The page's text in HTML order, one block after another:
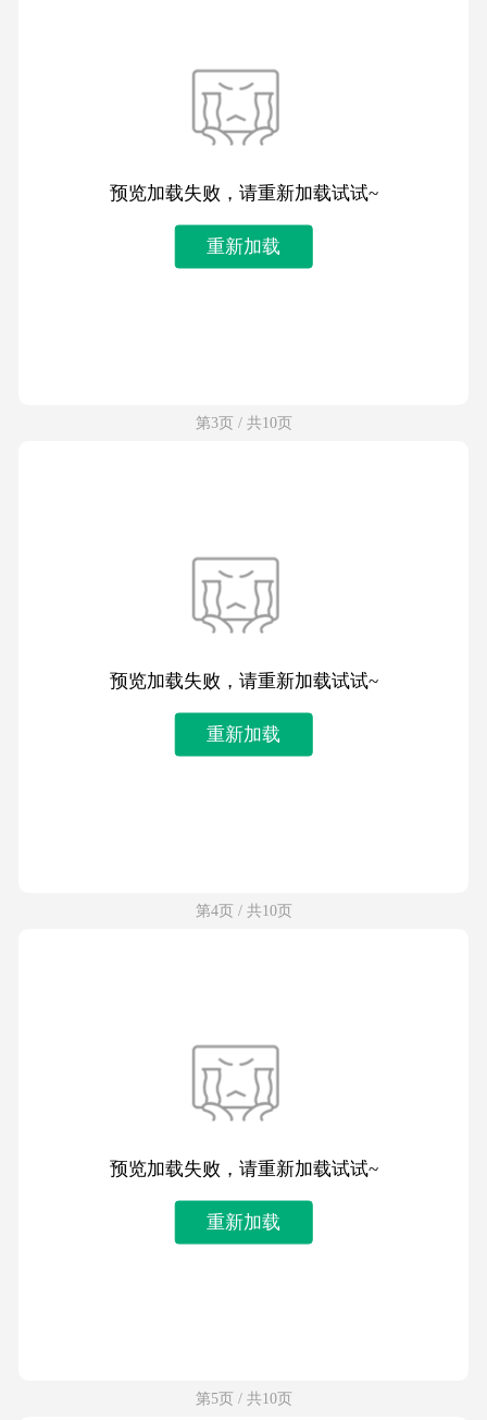
预览加载失败，请重新加载试试~
重新加载
第3页 / 共10页
预览加载失败，请重新加载试试~
重新加载
第4页 / 共10页
预览加载失败，请重新加载试试~
重新加载
第5页 / 共10页